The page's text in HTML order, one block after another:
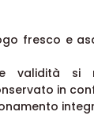
fresco e
validità si
in